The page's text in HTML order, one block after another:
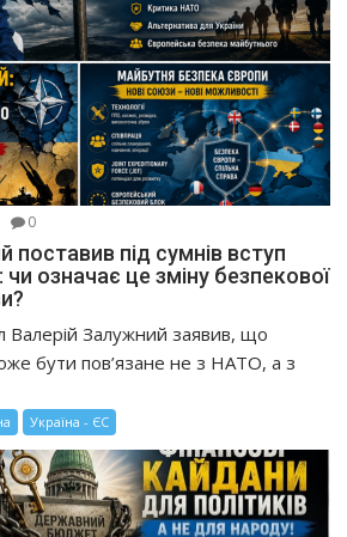
0
поставив під сумнів вступ
означає це зміну безпекової
Валерій Залужний заявив, що
бути пов’язане не з НАТО, а з
Україна - ЄС